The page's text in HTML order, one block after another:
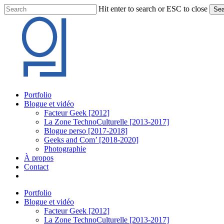
Skip
to
content
Hit enter to search or ESC to close
Search
Menu
Portfolio
Blogue et vidéo
Facteur Geek [2012]
La Zone TechnoCulturelle [2013-2017]
Blogue perso [2017-2018]
Geeks and Com’ [2018-2020]
Photographie
À propos
Contact
Portfolio
Blogue et vidéo
Facteur Geek [2012]
La Zone TechnoCulturelle [2013-2017]